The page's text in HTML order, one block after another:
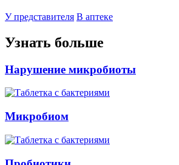
У представителя В аптеке
Узнать больше
Нарушение микробиоты
Микробиом